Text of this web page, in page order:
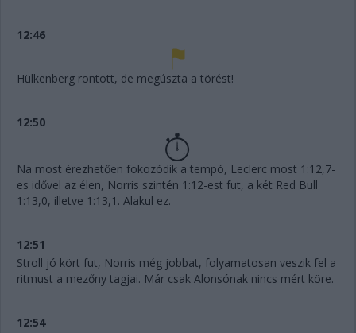
12:46
Hülkenberg rontott, de megúszta a törést!
12:50
Na most érezhetően fokozódik a tempó, Leclerc most 1:12,7-
es idővel az élen, Norris szintén 1:12-est fut, a két Red Bull
1:13,0, illetve 1:13,1. Alakul ez.
12:51
Stroll jó kört fut, Norris még jobbat, folyamatosan veszik fel a
ritmust a mezőny tagjai. Már csak Alonsónak nincs mért köre.
12:54